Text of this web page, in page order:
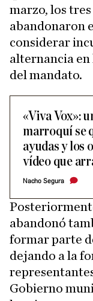
marzo, los
abandonaron
considerar
alternancia en
del mandato.
«Viva Vox»:
marroquí se
ayudas y los
vídeo que
Nacho Segura
abandonó
formar parte
dejando a la
Gobierno